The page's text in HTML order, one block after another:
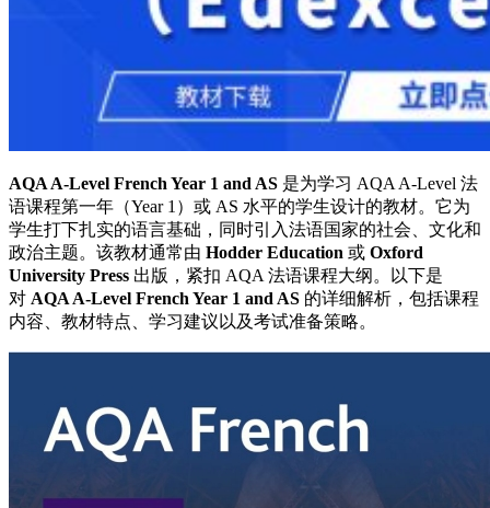
AQA A-Level French Year 1 and AS 是为学习 AQA A-Level 法
语课程第一年（Year 1）或 AS 水平的学生设计的教材。它为
学生打下扎实的语言基础，同时引入法语国家的社会、文化和
政治主题。该教材通常由 Hodder Education 或 Oxford
University Press 出版，紧扣 AQA 法语课程大纲。以下是
对 AQA A-Level French Year 1 and AS 的详细解析，包括课程
内容、教材特点、学习建议以及考试准备策略。